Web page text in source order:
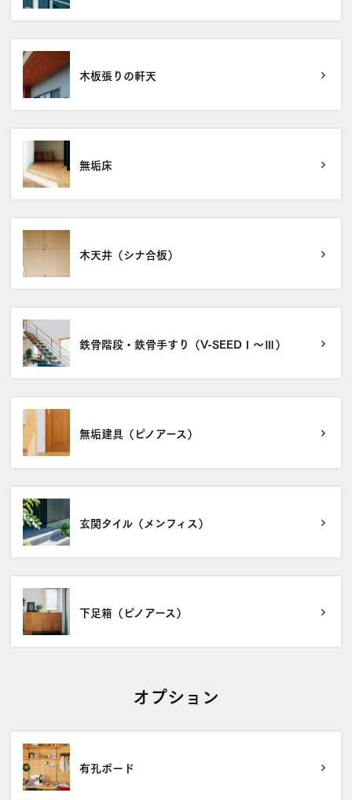
木板張りの軒天
無垢床
木天井（シナ合板）
鉄骨階段・鉄骨手すり（V-SEEDⅠ～Ⅲ）
無垢建具（ピノアース）
玄関タイル（メンフィス）
下足箱（ピノアース）
オプション
有孔ボード